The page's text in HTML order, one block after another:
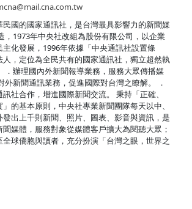
國的國家通訊社，是台灣最具影響力的新聞媒
，1973年中央社改組為股份有限公司，以企業
化發展，1996年依據「中央通訊社設置條
，定位為全民共有的國家通訊社，獨立超然執
．辦理國內外新聞報導業務，服務大眾傳播媒
外新聞通訊業務，促進國際對台灣之瞭解。 ．
社合作，增進國際新聞交流。 秉持「正確、
的基本原則，中央社專業新聞團隊每天以中、
出上千則新聞、照片、圖表、影音與資訊，是
媒體，服務對象從媒體客戶擴大為閱聽大眾；
球僑胞與讀者，充分扮演「台灣之眼，世界之